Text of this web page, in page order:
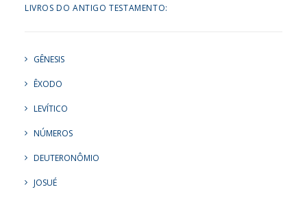
LIVROS DO ANTIGO TESTAMENTO:
GÊNESIS
ÊXODO
LEVÍTICO
NÚMEROS
DEUTERONÔMIO
JOSUÉ